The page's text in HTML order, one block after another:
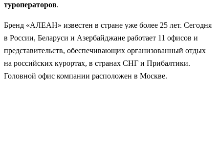
туроператоров.
Бренд «АЛЕАН» известен в стране уже более 25 лет. Сегодня
в России, Беларуси и Азербайджане работает 11 офисов и
представительств, обеспечивающих организованный отдых
на российских курортах, в странах СНГ и Прибалтики.
Головной офис компании расположен в Москве.